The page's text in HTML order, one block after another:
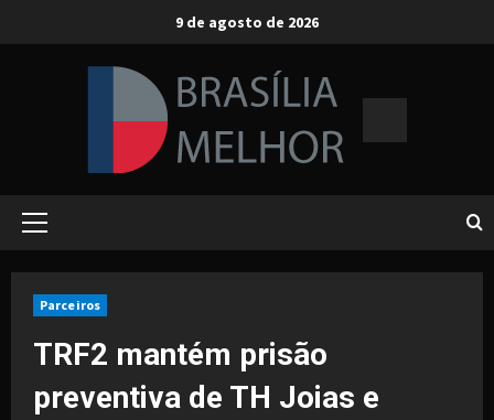
9 de agosto de 2026
Primary
Parceiros
TRF2 mantém prisão
preventiva de TH Joias e